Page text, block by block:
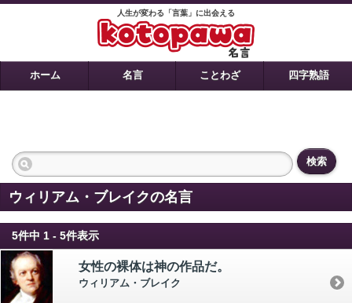
人生が変わる「言葉」に出会える
ホーム 名言 ことわざ 四字熟語
検索
ウィリアム・ブレイクの名言
5件中 1 - 5件表示
女性の裸体は神の作品だ。
ウィリアム・ブレイク